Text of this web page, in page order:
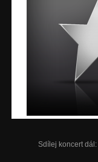
Sdílej koncert dál: